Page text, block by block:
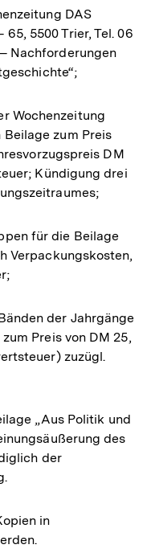
DAS
5500 Trier, Tel. 06
Nachforderungen
Wochenzeitung
Beilage zum Preis
DM
Kündigung drei
für die Beilage
Verpackungskosten,
der Jahrgänge
Preis von DM 25,
zuzügl.
„Aus Politik und
des
der
in